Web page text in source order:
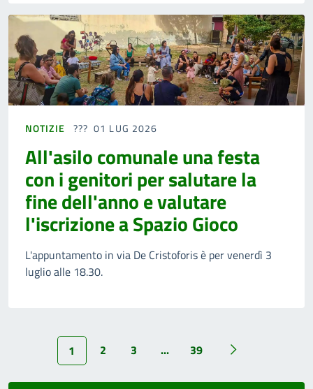
NOTIZIE 01 LUG 2026
All'asilo comunale una festa
con i genitori per salutare la
fine dell'anno e valutare
l'iscrizione a Spazio Gioco
L'appuntamento in via De Cristoforis è per venerdì 3
luglio alle 18.30.
1 2 3 ... 39